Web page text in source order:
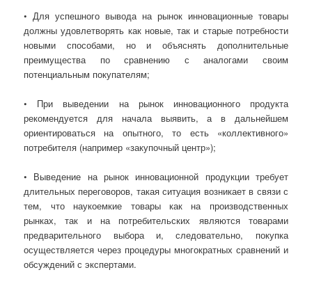
• Для успешного вывода на рынок инновационные товары
должны удовлетворять как новые, так и старые потребности
новыми способами, но и объяснять дополнительные
преимущества по сравнению с аналогами своим
потенциальным покупателям;
• При выведении на рынок инновационного продукта
рекомендуется для начала выявить, а в дальнейшем
ориентироваться на опытного, то есть «коллективного»
потребителя (например «закупочный центр»);
• Выведение на рынок инновационной продукции требует
длительных переговоров, такая ситуация возникает в связи с
тем, что наукоемкие товары как на производственных
рынках, так и на потребительских являются товарами
предварительного выбора и, следовательно, покупка
осуществляется через процедуры многократных сравнений и
обсуждений с экспертами.